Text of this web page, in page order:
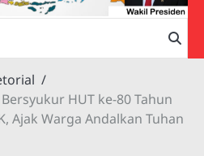
HUT ke-80 Tahun
Ajak Warga Andalkan Tuhan